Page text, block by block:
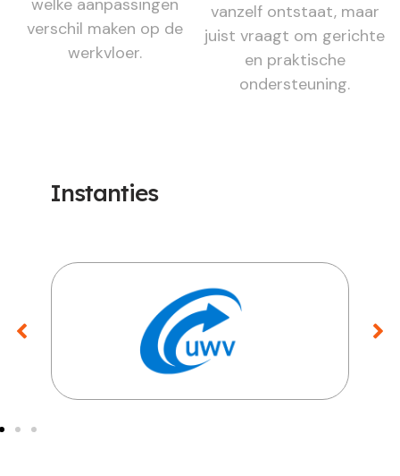
welke aanpassingen
verschil maken op de
werkvloer.
vanzelf ontstaat, maar
juist vraagt om gerichte
en praktische
ondersteuning.
Instanties